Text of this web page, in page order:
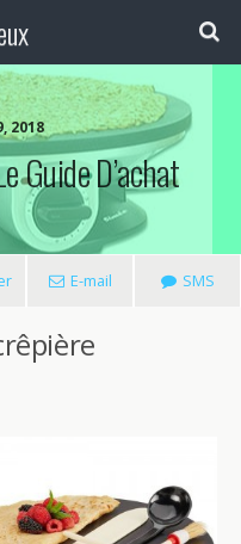
2018
Guide D’achat
E-mail SMS